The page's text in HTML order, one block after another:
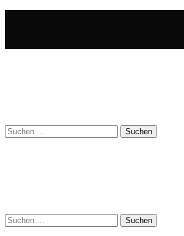
Suchen
nach:
Suchen
nach: